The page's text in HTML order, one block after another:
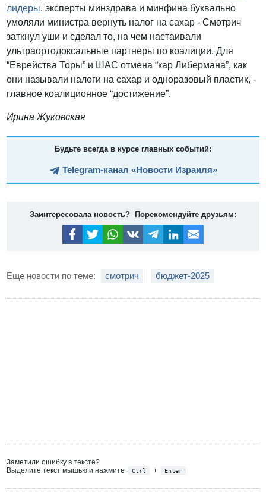
лидеры, эксперты минздрава и минфина буквально
умоляли министра вернуть налог на сахар - Смотрич
заткнул уши и сделал то, на чем настаивали
ультраортодоксальные партнеры по коалиции. Для
“Еврейства Торы” и ШАС отмена “кар Либермана”, как
они называли налоги на сахар и одноразовый пластик, -
главное коалиционное “достижение”.
Ирина Жуковская
Будьте всегда в курсе главных событий:
Telegram-канал «Новости Израиля»
Заинтересовала новость? Порекомендуйте друзьям:
Еще новости по теме: смотрич бюджет-2025
Заметили ошибку в тексте?
Выделите текст мышью и нажмите
Ctrl + Enter